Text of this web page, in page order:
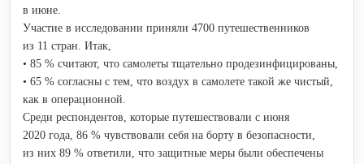
в июне.
Участие в исследовании приняли 4700 путешественников
из 11 стран. Итак,
• 85 % считают, что самолеты тщательно продезинфицированы,
• 65 % согласны с тем, что воздух в самолете такой же чистый,
как в операционной.
Среди респондентов, которые путешествовали с июня
2020 года, 86 % чувствовали себя на борту в безопасности,
из них 89 % ответили, что защитные меры были обеспечены